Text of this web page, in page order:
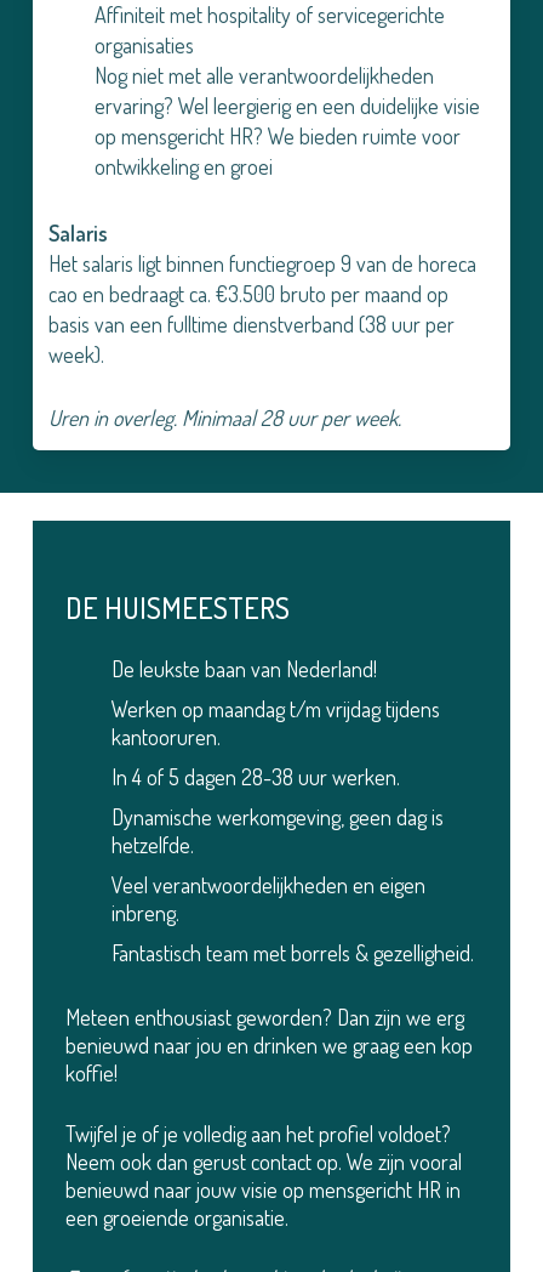
Affiniteit met hospitality of servicegerichte
organisaties
Nog niet met alle verantwoordelijkheden
ervaring? Wel leergierig en een duidelijke visie
op mensgericht HR? We bieden ruimte voor
ontwikkeling en groei
Salaris
Het salaris ligt binnen functiegroep 9 van de horeca
cao en bedraagt ca. €3.500 bruto per maand op
basis van een fulltime dienstverband (38 uur per
week).
Uren in overleg. Minimaal 28 uur per week.
DE HUISMEESTERS
De leukste baan van Nederland!
Werken op maandag t/m vrijdag tijdens
kantooruren.
In 4 of 5 dagen 28-38 uur werken.
Dynamische werkomgeving, geen dag is
hetzelfde.
Veel verantwoordelijkheden en eigen
inbreng.
Fantastisch team met borrels & gezelligheid.
Meteen enthousiast geworden? Dan zijn we erg
benieuwd naar jou en drinken we graag een kop
koffie!
Twijfel je of je volledig aan het profiel voldoet?
Neem ook dan gerust contact op. We zijn vooral
benieuwd naar jouw visie op mensgericht HR in
een groeiende organisatie.